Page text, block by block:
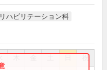
リハビリテーション科
祝